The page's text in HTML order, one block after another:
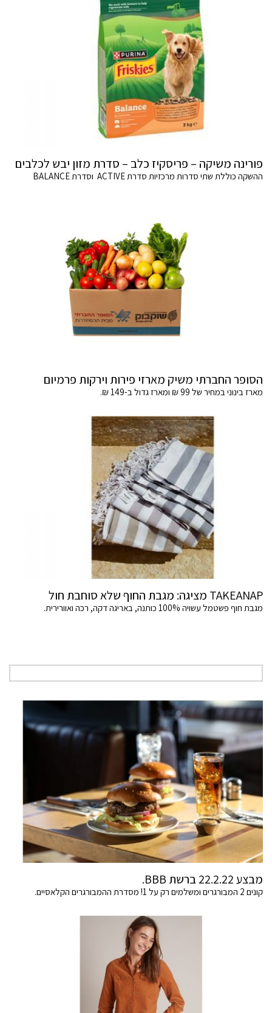
פורינה משיקה – פריסקיז כלב – סדרת מזון יבש לכלבים
ההשקה כוללת שתי סדרות מרכזיות סדרת ACTIVE וסדרת BALANCE
הסופר החברתי משיק מארזי פירות וירקות פרמיום
מארז בינוני במחיר של 99 ₪ ומארז גדול ב-149 ₪.
TAKEANAP מציגה: מגבת החוף שלא סוחבת חול
מגבת חוף פשטמל עשויה 100% כותנה, באריגה דקה, רכה ואוורירית.
מבצע 22.2.22 ברשת BBB.
קונים 2 המבורגרים ומשלמים רק על 1! מסדרת ההמבורגרים הקלאסיים.